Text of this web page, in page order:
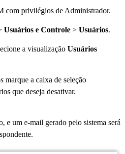
com privilégios de Administrador.
Usuários e Controle > Usuários.
a visualização Usuários
marque a caixa de seleção
que deseja desativar.
e um e-mail gerado pelo sistema será